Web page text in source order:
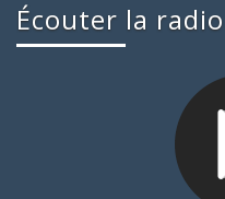
Écouter la radio